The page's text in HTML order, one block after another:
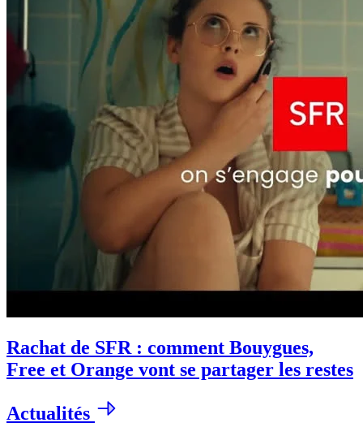
Rachat de SFR : comment Bouygues,
Free et Orange vont se partager les restes
Actualités